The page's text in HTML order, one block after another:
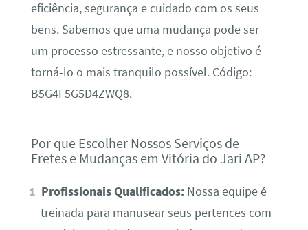
eficiência, segurança e cuidado com os seus
bens. Sabemos que uma mudança pode ser
um processo estressante, e nosso objetivo é
torná-lo o mais tranquilo possível. Código:
B5G4F5G5D4ZWQ8.
Por que Escolher Nossos Serviços de
Fretes e Mudanças em Vitória do Jari AP?
Profissionais Qualificados: Nossa equipe é
treinada para manusear seus pertences com